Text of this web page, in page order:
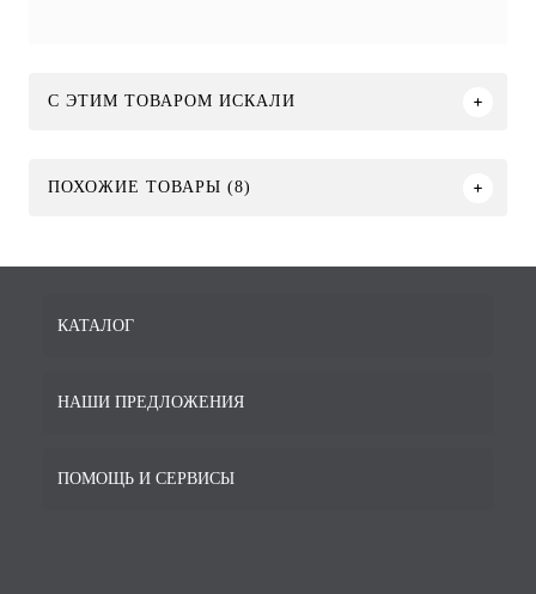
C ЭТИМ ТОВАРОМ ИСКАЛИ
ПОХОЖИЕ ТОВАРЫ (8)
КАТАЛОГ
НАШИ ПРЕДЛОЖЕНИЯ
ПОМОЩЬ И СЕРВИСЫ